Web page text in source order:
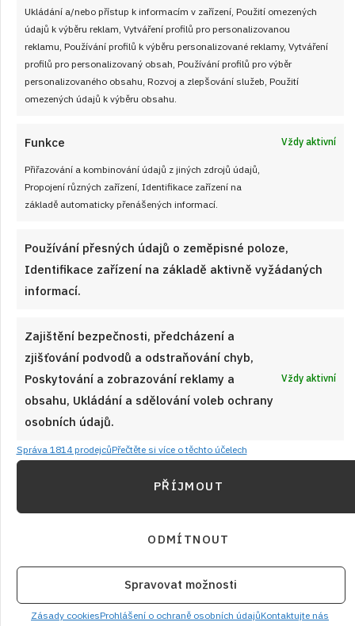
Ukládání a/nebo přístup k informacím v zařízení, Použití omezených
údajů k výběru reklam, Vytváření profilů pro personalizovanou
reklamu, Používání profilů k výběru personalizované reklamy, Vytváření
profilů pro personalizovaný obsah, Používání profilů pro výběr
personalizovaného obsahu, Rozvoj a zlepšování služeb, Použití
omezených údajů k výběru obsahu.
Funkce Vždy aktivní
Přiřazování a kombinování údajů z jiných zdrojů údajů,
Propojení různých zařízení, Identifikace zařízení na
základě automaticky přenášených informací.
Používání přesných údajů o zeměpisné poloze,
Identifikace zařízení na základě aktivně vyžádaných
informací.
Zajištění bezpečnosti, předcházení a
zjišťování podvodů a odstraňování chyb,
Poskytování a zobrazování reklamy a
obsahu, Ukládání a sdělování voleb ochrany
osobních údajů.
Vždy aktivní
Správa 1814 prodejcůPřečtěte si více o těchto účelech
PŘÍJMOUT
ODMÍTNOUT
Spravovat možnosti
Zásady cookiesProhlášení o ochraně osobních údajůKontaktujte nás
VLASTA SIKOROVÁ 10. 8. 2026 RECEPTY
Články
Test znalostí o pochoutkách z celého
světa: 10 otázek ukáže, co v zahraničí
podávají místo chlebíčků
10. 8. 2026 JAK VAŘIT